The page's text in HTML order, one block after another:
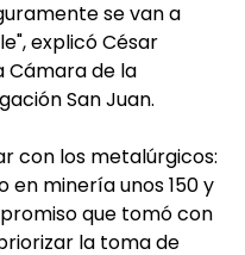
se van a
explicó César
Cámara de la
San Juan.
con los metalúrgicos:
minería unos 150 y
que tomó con
la toma de